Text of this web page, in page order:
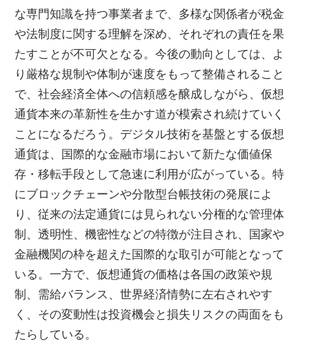
な専門知識を持つ事業者まで、多様な関係者が税金
や法制度に関する理解を深め、それぞれの責任を果
たすことが不可欠となる。今後の動向としては、よ
り厳格な規制や体制が速度をもって整備されること
で、社会経済全体への信頼感を醸成しながら、仮想
通貨本来の革新性を生かす道が模索され続けていく
ことになるだろう。デジタル技術を基盤とする仮想
通貨は、国際的な金融市場において新たな価値保
存・移転手段として急速に利用が広がっている。特
にブロックチェーンや分散型台帳技術の発展によ
り、従来の法定通貨には見られない分権的な管理体
制、透明性、機密性などの特徴が注目され、国家や
金融機関の枠を超えた国際的な取引が可能となって
いる。一方で、仮想通貨の価格は各国の政策や規
制、需給バランス、世界経済情勢に左右されやす
く、その変動性は投資機会と損失リスクの両面をも
たらしている。